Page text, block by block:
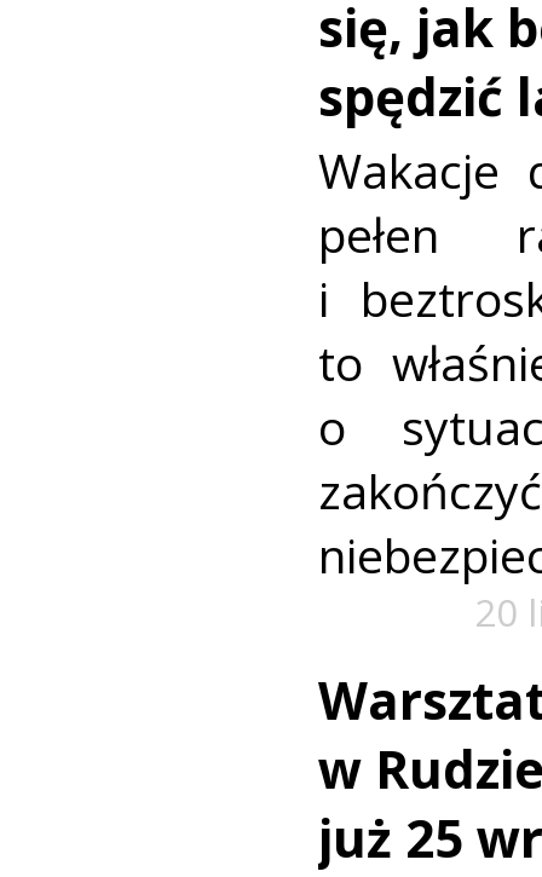
się, jak
spędzić
Wakacje
pełen
i
to
o
20
w
już 25